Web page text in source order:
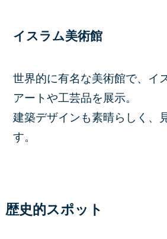
イスラム美術館
世界的に有名な美術館で、イ
アートや工芸品を展示。
建築デザインも素晴らしく、
す。
歴史的スポット